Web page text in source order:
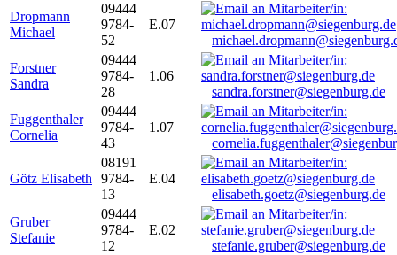
Dropmann
Michael
09444
9784-
52
E.07
Forstner
Sandra
09444
9784-
28
1.06
sandra.forstner@siegenburg.de
Fuggenthaler
Cornelia
09444
9784-
43
1.07
Götz Elisabeth
08191
9784-
13
E.04
elisabeth.goetz@siegenburg.de
Gruber
Stefanie
09444
9784-
12
E.02
stefanie.gruber@siegenburg.de